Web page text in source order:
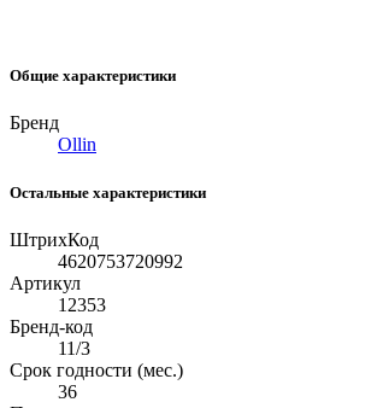
Общие характеристики
Бренд
Ollin
Остальные характеристики
ШтрихКод
4620753720992
Артикул
12353
Бренд-код
11/3
Срок годности (мес.)
36